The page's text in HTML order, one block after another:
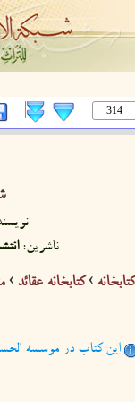
ناشرین:
كتابخانه› کتابخانه عقائد›
این کتاب در موسسه